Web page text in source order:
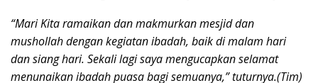
“Mari Kita ramaikan dan makmurkan mesjid dan
mushollah dengan kegiatan ibadah, baik di malam hari
dan siang hari. Sekali lagi saya mengucapkan selamat
menunaikan ibadah puasa bagi semuanya,” tuturnya.(Tim)